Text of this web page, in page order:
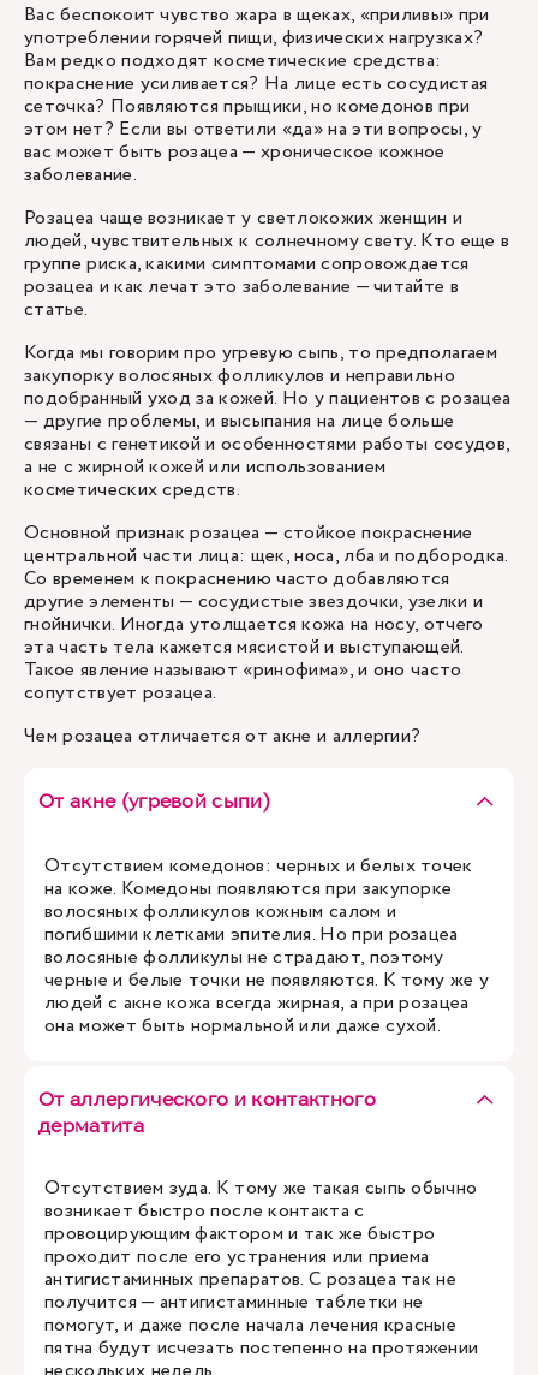
Вас беспокоит чувство жара в щеках, «приливы» при
употреблении горячей пищи, физических нагрузках?
Вам редко подходят косметические средства:
покраснение усиливается? На лице есть сосудистая
сеточка? Появляются прыщики, но комедонов при
этом нет? Если вы ответили «да» на эти вопросы, у
вас может быть розацеа — хроническое кожное
заболевание.
Розацеа чаще возникает у светлокожих женщин и
людей, чувствительных к солнечному свету. Кто еще в
группе риска, какими симптомами сопровождается
розацеа и как лечат это заболевание — читайте в
статье.
Когда мы говорим про угревую сыпь, то предполагаем
закупорку волосяных фолликулов и неправильно
подобранный уход за кожей. Но у пациентов с розацеа
— другие проблемы, и высыпания на лице больше
связаны с генетикой и особенностями работы сосудов,
а не с жирной кожей или использованием
косметических средств.
Основной признак розацеа — стойкое покраснение
центральной части лица: щек, носа, лба и подбородка.
Со временем к покраснению часто добавляются
другие элементы — сосудистые звездочки, узелки и
гнойнички. Иногда утолщается кожа на носу, отчего
эта часть тела кажется мясистой и выступающей.
Такое явление называют «ринофима», и оно часто
сопутствует розацеа.
Чем розацеа отличается от акне и аллергии?
От акне (угревой сыпи)
Отсутствием комедонов: черных и белых точек
на коже. Комедоны появляются при закупорке
волосяных фолликулов кожным салом и
погибшими клетками эпителия. Но при розацеа
волосяные фолликулы не страдают, поэтому
черные и белые точки не появляются. К тому же у
людей с акне кожа всегда жирная, а при розацеа
она может быть нормальной или даже сухой.
От аллергического и контактного
дерматита
Отсутствием зуда. К тому же такая сыпь обычно
возникает быстро после контакта с
провоцирующим фактором и так же быстро
проходит после его устранения или приема
антигистаминных препаратов. С розацеа так не
получится — антигистаминные таблетки не
помогут, и даже после начала лечения красные
пятна будут исчезать постепенно на протяжении